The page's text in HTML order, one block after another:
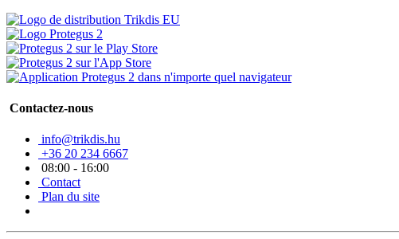
Contactez-nous
info@trikdis.hu
+36 20 234 6667
08:00 - 16:00
Contact
Plan du site